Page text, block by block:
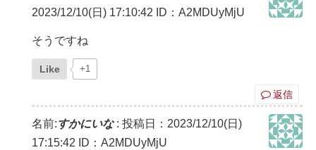
2023/12/10(日) 17:10:42
ID：A2MDUyMjU
そうですね
Like +1
返信
名前:すかにいな: 投稿日：2023/12/10(日)
17:15:42
ID：A2MDUyMjU